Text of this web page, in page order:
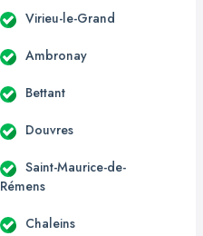
Virieu-le-Grand
Ambronay
Bettant
Douvres
Saint-Maurice-de-
Rémens
Chaleins